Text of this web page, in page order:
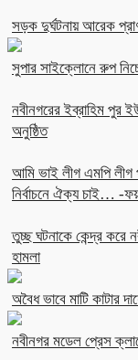
সড়ক দুর্ঘটনায় আরেক
সুপার সাইক্লোনে রুপ
নবীনগরের ইব্রাহিম পুর
অনুষ্ঠিত
আমি ভাই লীগ এমপি লীগ
নির্বাচনে ঐক্য চাই… -
তুচ্ছ ঘটনাকে কেন্দ্র করে
হামলা
অবৈধ ভাবে মাটি কাটার
নবীনগর মডেল প্রেস